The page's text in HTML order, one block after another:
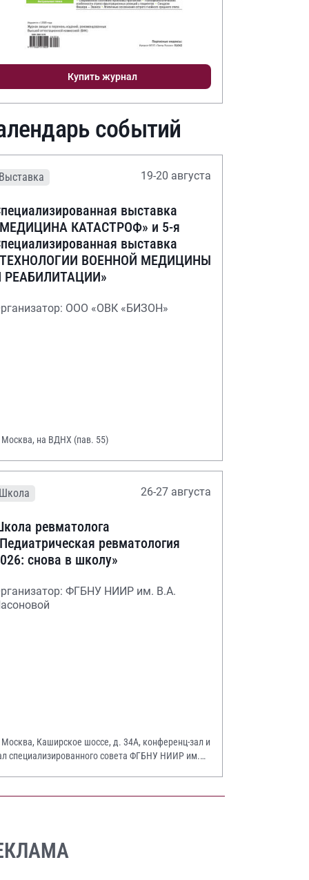
Купить журнал
событий
Выставка 19-20 августа
выставка
КАТАСТРОФ» и 5-я
выставка
ВОЕННОЙ МЕДИЦИНЫ
РЕАБИЛИТАЦИИ»
ООО «ОВК «БИЗОН»
Москва, на ВДНХ (пав. 55)
Школа 26-27 августа
ревматолога
ревматология
снова в школу»
ФГБНУ НИИР им. В.А.
Москва, Каширское шоссе, д. 34А, конференц-зал и
специализированного совета ФГБНУ НИИР им.